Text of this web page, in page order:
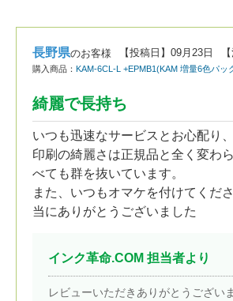
長野県のお客様 【投稿日】 09月23日
購入商品： KAM-6CL-L +EPMB1(KAM 増量6色パ
綺麗で長持ち
いつも迅速なサービスとお心配り
印刷の綺麗さは正規品と全く変わ
べても群を抜いています。
また、いつもオマケを付けてくだ
当にありがとうございました
インク革命.COM 担当者より
レビューいただきありがとうござい